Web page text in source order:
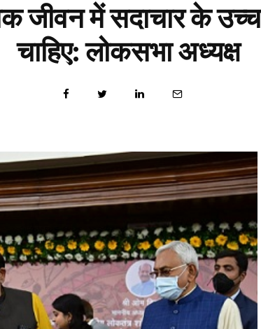
जीवन में सदाचार के
चाहिए: लोकसभा अध्यक्ष